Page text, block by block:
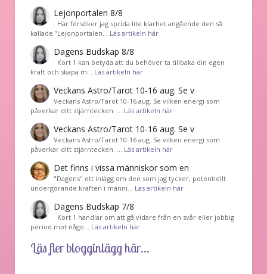
Lejonportalen 8/8
Här försöker jag sprida lite klarhet angående den så
kallade ”Lejonportalen… Läs artikeln här
Dagens Budskap 8/8
Kort 1 kan betyda att du behöver ta tillbaka din egen
kraft och skapa m… Läs artikeln här
Veckans Astro/Tarot 10-16 aug. Se v
Veckans Astro/Tarot 10-16 aug. Se vilken energi som
påverkar ditt stjärntecken. … Läs artikeln här
Veckans Astro/Tarot 10-16 aug. Se v
Veckans Astro/Tarot 10-16 aug. Se vilken energi som
påverkar ditt stjärntecken. … Läs artikeln här
Det finns i vissa människor som en
"Dagens" ett inlägg om den som jag tycker, potentiellt
undergörande kraften i männi… Läs artikeln här
Dagens Budskap 7/8
Kort 1 handlar om att gå vidare från en svår eller jobbig
period mot någo… Läs artikeln här
Läs fler blogginlägg här...